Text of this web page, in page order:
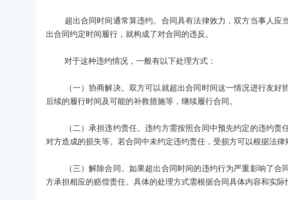
超出合同时间通常算违约。合同具有法律效力，双方当事人应
出合同约定时间履行，就构成了对合同的违反。
对于这种违约情况，一般有以下处理方式：
（一）协商解决。双方可以就超出合同时间这一情况进行友好
后续的履行时间及可能的补救措施等，继续履行合同。
（二）承担违约责任。违约方需按照合同中预先约定的违约责
对方造成的损失等。若合同中未约定违约责任，受损方可以根据法律
（三）解除合同。如果超出合同时间的违约行为严重影响了合
方承担相应的赔偿责任。具体的处理方式需根据合同具体内容和实际